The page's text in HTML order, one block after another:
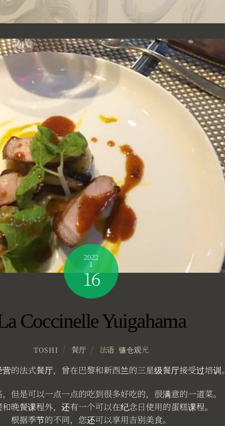
2022
1
16
Coccinelle Yuigahama
TOSHI 餐厅 法语, 镰仓观光
的法式餐厅，曾在巴黎和新西兰的三星级餐厅接受过培训。
但是可以一点一点的吃到很多好吃的，很满意的一道菜。
晚餐课程外，还有一个可以在纪念日使用的蛋糕课程。
根据季节的不同，您还可以享用吉别美食。